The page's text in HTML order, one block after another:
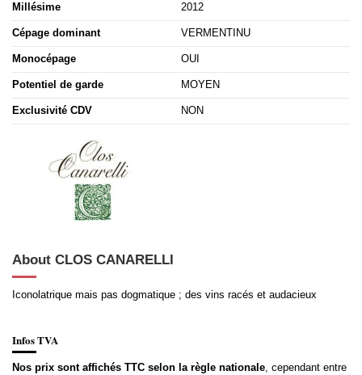
Millésime 2012
Cépage dominant VERMENTINU
Monocépage OUI
Potentiel de garde MOYEN
Exclusivité CDV NON
About CLOS CANARELLI
Iconolatrique mais pas dogmatique ; des vins racés et audacieux
Infos TVA
Nos prix sont affichés TTC selon la règle nationale, cependant entre